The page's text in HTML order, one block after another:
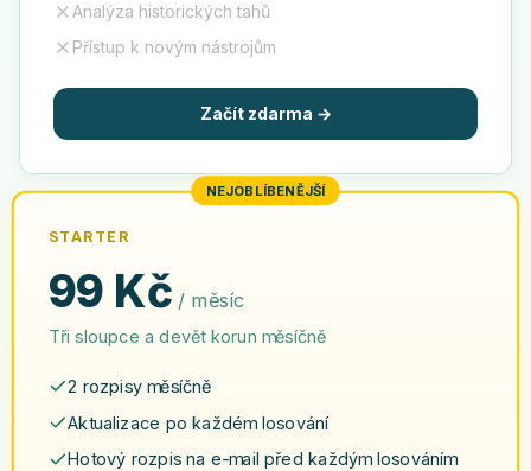
Analýza historických tahů
Přístup k novým nástrojům
Začít zdarma →
NEJOBLÍBENĚJŠÍ
STARTER
99 Kč / měsíc
Tři sloupce a devět korun měsíčně
2 rozpisy měsíčně
Aktualizace po každém losování
Hotový rozpis na e-mail před každým losováním